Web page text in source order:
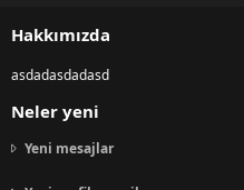
Hakkımızda
asdadasdadasd
Neler yeni
Yeni mesajlar